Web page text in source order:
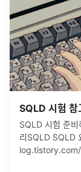
SQLD 시험 참
SQLD 시험 준
리SQLD SQLD
log.tistory.com/